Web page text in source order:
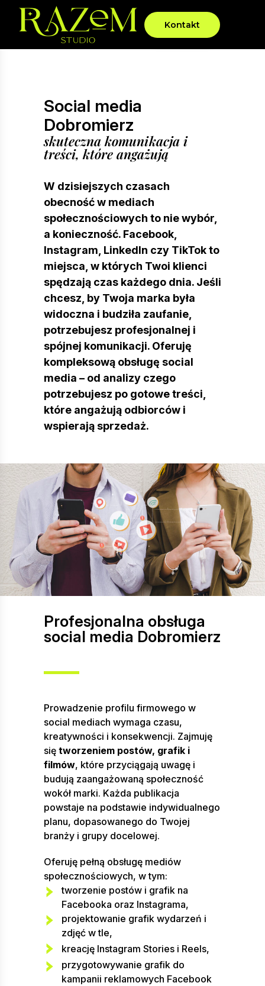
Kontakt
Social media
Dobromierz
skuteczna komunikacja i
treści, które angażują
W dzisiejszych czasach
obecność w mediach
społecznościowych to nie wybór,
a konieczność. Facebook,
Instagram, LinkedIn czy TikTok to
miejsca, w których Twoi klienci
spędzają czas każdego dnia. Jeśli
chcesz, by Twoja marka była
widoczna i budziła zaufanie,
potrzebujesz profesjonalnej i
spójnej komunikacji. Oferuję
kompleksową obsługę social
media – od analizy czego
potrzebujesz po gotowe treści,
które angażują odbiorców i
wspierają sprzedaż.
Profesjonalna obsługa
social media Dobromierz
Prowadzenie profilu firmowego w
social mediach wymaga czasu,
kreatywności i konsekwencji. Zajmuję
się tworzeniem postów, grafik i
filmów, które przyciągają uwagę i
budują zaangażowaną społeczność
wokół marki. Każda publikacja
powstaje na podstawie indywidualnego
planu, dopasowanego do Twojej
branży i grupy docelowej.
Oferuję pełną obsługę mediów
społecznościowych, w tym:
tworzenie postów i grafik na
Facebooka oraz Instagrama,
projektowanie grafik wydarzeń i
zdjęć w tle,
kreację Instagram Stories i Reels,
przygotowywanie grafik do
kampanii reklamowych Facebook